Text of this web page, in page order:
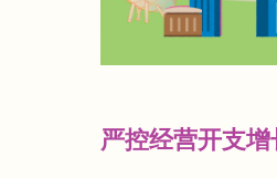
严控经营开支增